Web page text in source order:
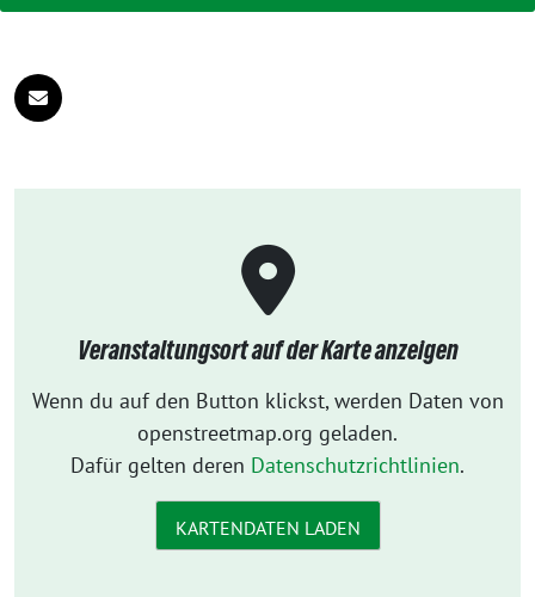
Veranstaltungsort auf der Karte anzeigen
Wenn du auf den Button klickst, werden Daten von
openstreetmap.org geladen.
Dafür gelten deren Datenschutzrichtlinien.
KARTENDATEN LADEN